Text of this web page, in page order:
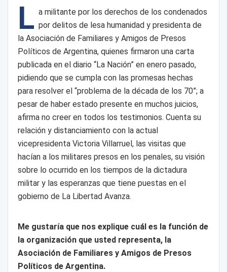
L a militante por los derechos de los condenados
por delitos de lesa humanidad y presidenta de
la Asociación de Familiares y Amigos de Presos
Políticos de Argentina, quienes firmaron una carta
publicada en el diario “La Nación” en enero pasado,
pidiendo que se cumpla con las promesas hechas
para resolver el “problema de la década de los 70”; a
pesar de haber estado presente en muchos juicios,
afirma no creer en todos los testimonios. Cuenta su
relación y distanciamiento con la actual
vicepresidenta Victoria Villarruel, las visitas que
hacían a los militares presos en los penales, su visión
sobre lo ocurrido en los tiempos de la dictadura
militar y las esperanzas que tiene puestas en el
gobierno de La Libertad Avanza.
Me gustaría que nos explique cuál es la función de
la organización que usted representa, la
Asociación de Familiares y Amigos de Presos
Políticos de Argentina.